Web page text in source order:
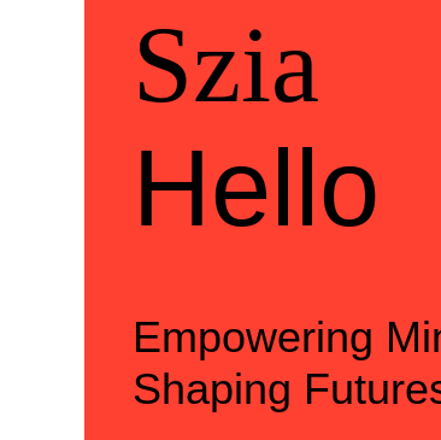
Szia
Szia
Hello
Hello
Empowering
Shaping